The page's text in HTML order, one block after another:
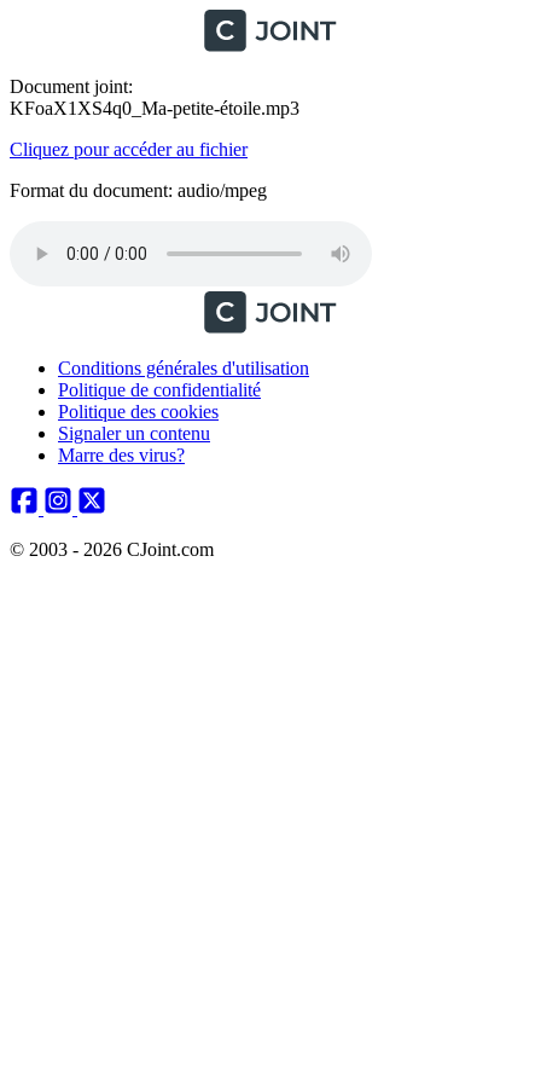
Document joint:
KFoaX1XS4q0_Ma-petite-étoile.mp3
Cliquez pour accéder au fichier
Format du document: audio/mpeg
Conditions générales d'utilisation
Politique de confidentialité
Politique des cookies
Signaler un contenu
Marre des virus?
© 2003 - 2026 CJoint.com